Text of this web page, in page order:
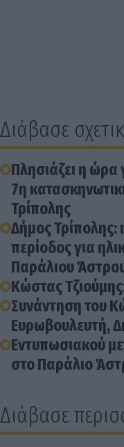
Διάβασε
Πλησιάζει η ώρα
7η
Τρίπολης
Δήμος Τρίπολης:
περίοδος για
Παράλιου
Κώστας
Συνάντηση του
Ευρωβουλευτή,
Εντυπωσιακού
στο Παράλιο
Διάβασε